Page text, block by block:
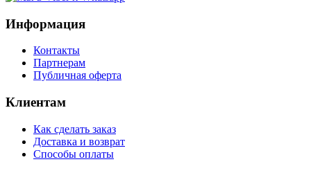
Информация
Контакты
Партнерам
Публичная оферта
Клиентам
Как сделать заказ
Доставка и возврат
Способы оплаты